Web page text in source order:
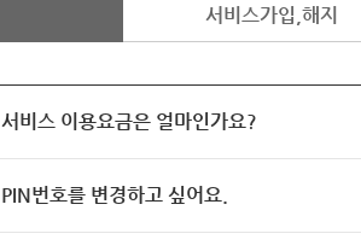
서비스가입,해지
서비스 이용요금은 얼마인가요?
PIN번호를 변경하고 싶어요.